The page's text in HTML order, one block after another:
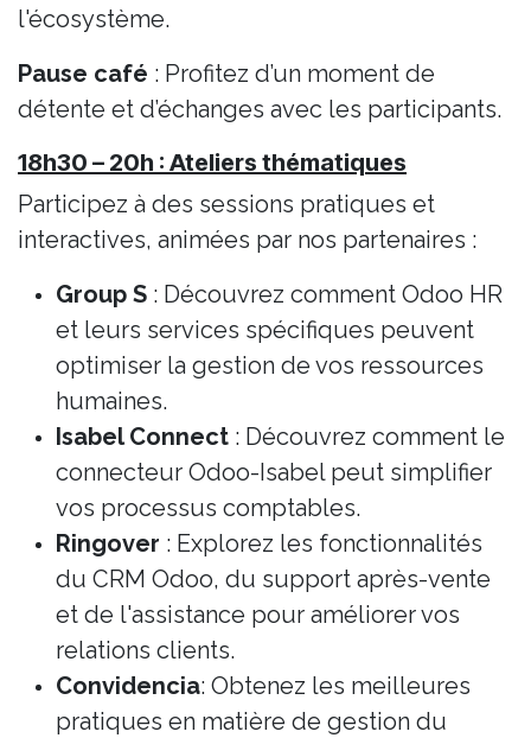
l'écosystème.
Pause café : Profitez d’un moment de
détente et d’échanges avec les participants.
18h30 – 20h : Ateliers thématiques
Participez à des sessions pratiques et
interactives, animées par nos partenaires :
Group S : Découvrez comment Odoo HR
et leurs services spécifiques peuvent
optimiser la gestion de vos ressources
humaines.
Isabel Connect : Découvrez comment le
connecteur Odoo-Isabel peut simplifier
vos processus comptables.
Ringover : Explorez les fonctionnalités
du CRM Odoo, du support après-vente
et de l'assistance pour améliorer vos
relations clients.
Convidencia: Obtenez les meilleures
pratiques en matière de gestion du